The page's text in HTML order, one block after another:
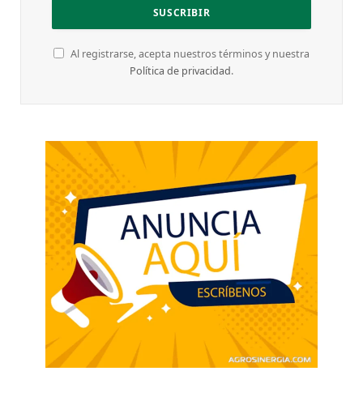
Al registrarse, acepta nuestros términos y nuestra
Política de privacidad.